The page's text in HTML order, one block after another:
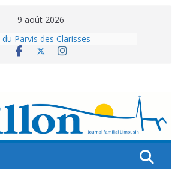
9 août 2026
du Parvis des Clarisses
brochure « Des vacances
murales de nos églises
vous ! Réabonnez-vous !